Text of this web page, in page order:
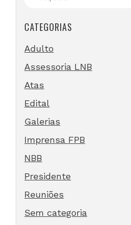
CATEGORIAS
Adulto
Assessoria LNB
Atas
Edital
Galerias
Imprensa FPB
NBB
Presidente
Reuniões
Sem categoria